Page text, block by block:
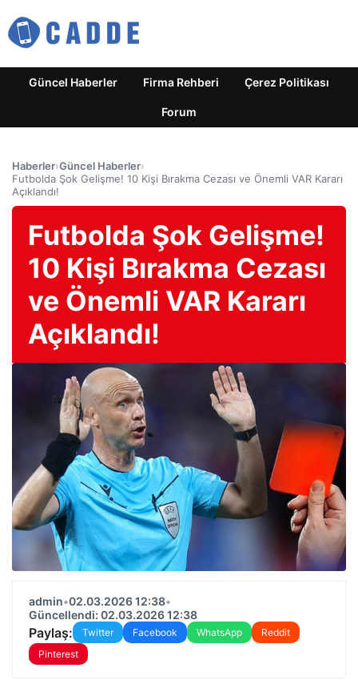
Güncel Haberler Firma Rehberi Çerez Politikası
Forum
Haberler›Güncel Haberler›
Futbolda Şok Gelişme! 10 Kişi Bırakma Cezası ve Önemli VAR Kararı
Açıklandı!
Futbolda Şok Gelişme!
10 Kişi Bırakma Cezası
ve Önemli VAR Kararı
Açıklandı!
admin•02.03.2026 12:38•
Güncellendi: 02.03.2026 12:38
Paylaş: Twitter Facebook WhatsApp
Reddit
Pinterest